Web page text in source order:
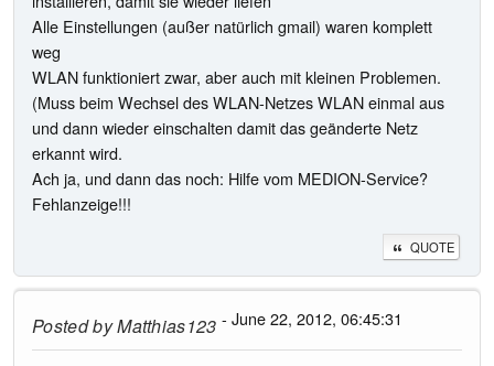
Alle Einstellungen (außer natürlich gmail) waren komplett
weg
WLAN funktioniert zwar, aber auch mit kleinen Problemen.
(Muss beim Wechsel des WLAN-Netzes WLAN einmal aus
und dann wieder einschalten damit das geänderte Netz
erkannt wird.
Ach ja, und dann das noch: Hilfe vom MEDION-Service?
Fehlanzeige!!!
QUOTE
Posted byMatthias123 - June 22, 2012, 06:45:31